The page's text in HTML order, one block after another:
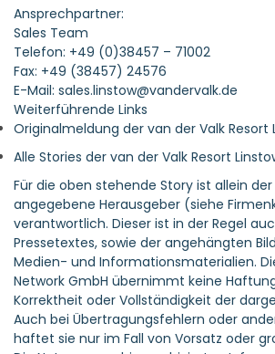
Ansprechpartner:
Sales Team
Telefon: +49 (0)38457 – 71002
Fax: +49 (38457) 24576
E-Mail: sales.linstow@vandervalk.de
Weiterführende Links
Originalmeldung der van der Valk Resort
Alle Stories der van der Valk Resort
Für die oben stehende Story ist allein der
angegebene Herausgeber (siehe
verantwortlich. Dieser ist in der Regel
Pressetextes, sowie der angehängten
Medien- und Informationsmaterialien.
Network GmbH übernimmt keine
Korrektheit oder Vollständigkeit der
Auch bei Übertragungsfehlern oder
haftet sie nur im Fall von Vorsatz oder